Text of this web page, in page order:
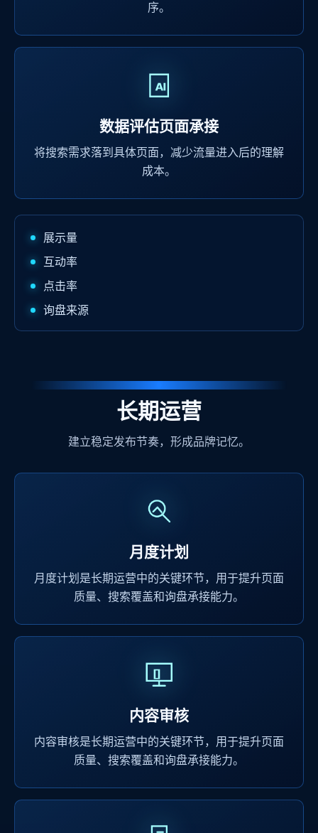
序。
数据评估页面承接
将搜索需求落到具体页面，减少流量进入后的理解
成本。
展示量
互动率
点击率
询盘来源
长期运营
建立稳定发布节奏，形成品牌记忆。
月度计划
月度计划是长期运营中的关键环节，用于提升页面
质量、搜索覆盖和询盘承接能力。
内容审核
内容审核是长期运营中的关键环节，用于提升页面
质量、搜索覆盖和询盘承接能力。